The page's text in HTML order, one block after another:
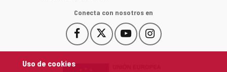
Uso de cookies
Conecta con nosotros en
Facebook
Este
enlace
Este
enlace
YouTube
Este
enlace
Instagram
Este
enlace